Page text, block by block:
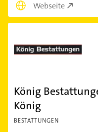
Webseite
König
König
BESTATTUNGEN